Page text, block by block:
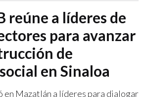
reúne a líderes de
para avanzar
de
en Sinaloa
en Mazatlán a líderes para dialogar